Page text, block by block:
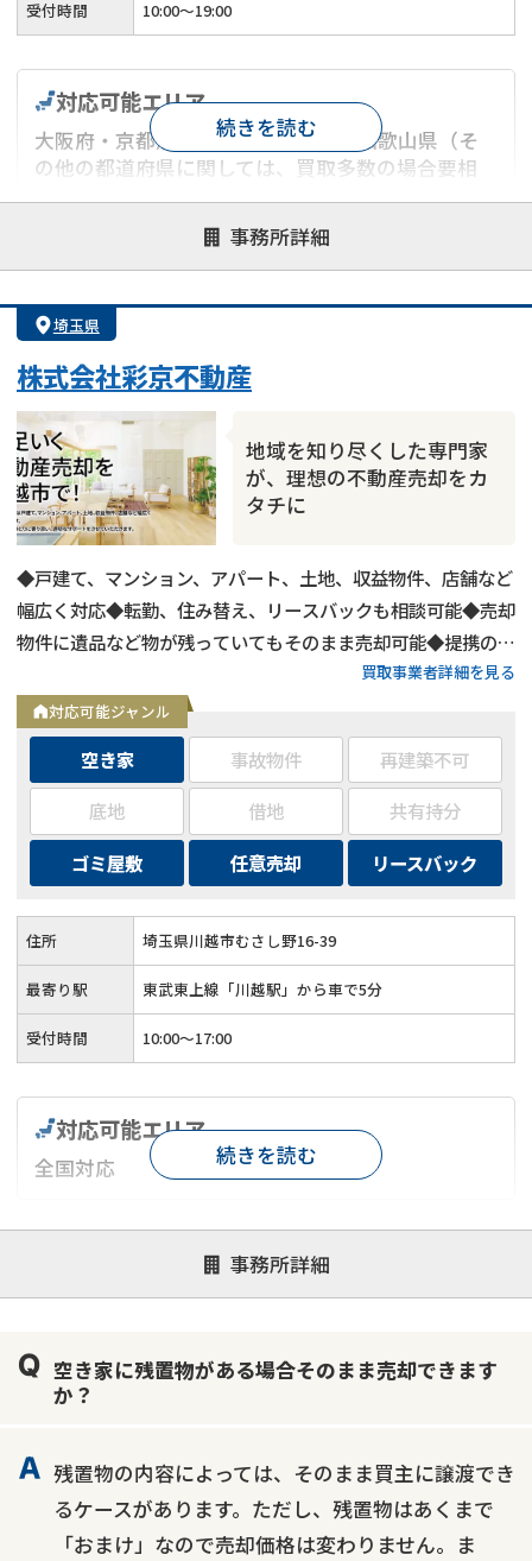
受付時間 10:00～19:00
事務所詳細
対応可能エリア
大阪府・京都府・兵庫県・奈良県・和歌山県（そ
の他の都道府県に関しては、買取多数の場合要相
業者案件歓迎
続きを読む
埼玉県
株式会社彩京不動産
地域を知り尽くした専門家
が、理想の不動産売却をカ
タチに
◆戸建て、マンション、アパート、土地、収益物件、店舗など
幅広く対応◆転勤、住み替え、リースバックも相談可能◆売却
物件に遺品など物が残っていてもそのまま売却可能◆提携の税
理士、司法書士がいるため、相続、離婚なども相談可能◆埼玉
県および東京都は高価買取
買取事業者詳細を見る
対応可能ジャンル
空き家 事故物件
再建築不可
底地
借地
共有持分
ゴミ屋敷
任意売却 リースバック
住所 埼玉県川越市むさし野16-39
最寄り駅 東武東上線「川越駅」から車で5分
受付時間 10:00〜17:00
事務所詳細
対応可能エリア
全国対応
対応が親身 オンライン面談可能
レスポンスが早い
1億円以上の買取可
続きを読む
空き家に残置物がある場合そのまま売却できます
か？
残置物の内容によっては、そのまま買主に譲渡でき
るケースがあります。ただし、残置物はあくまで
「おまけ」なので売却価格は変わりません。ま